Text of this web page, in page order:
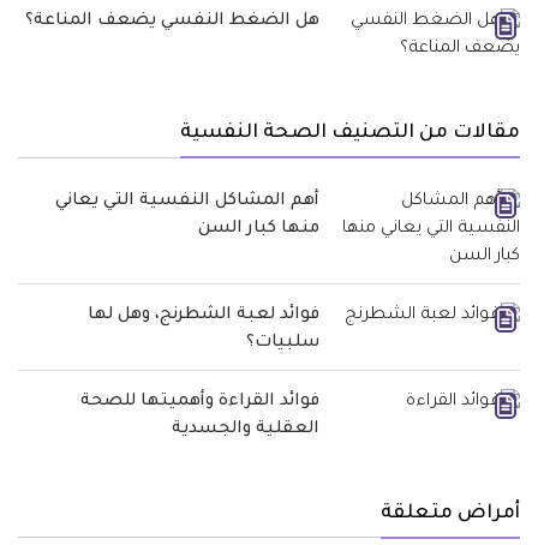
هل الضغط النفسي يضعف المناعة؟
مقالات من التصنيف الصحة النفسية
أهم المشاكل النفسية التي يعاني
منها كبار السن
فوائد لعبة الشطرنج، وهل لها
سلبيات؟
فوائد القراءة وأهميتها للصحة
العقلية والجسدية
أمراض متعلقة